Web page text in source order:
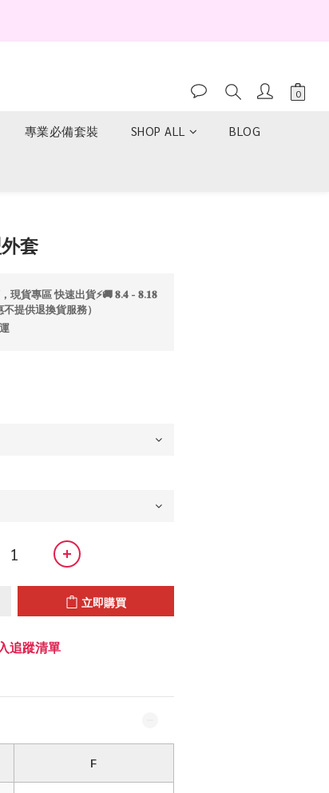
專業必備套裝 SHOP ALL BLOG
套
現貨專區 快速出貨⚡️🚚 𝟖.𝟒 - 𝟖.𝟏𝟖
提供退換貨服務）
立即購買
追蹤清單
F